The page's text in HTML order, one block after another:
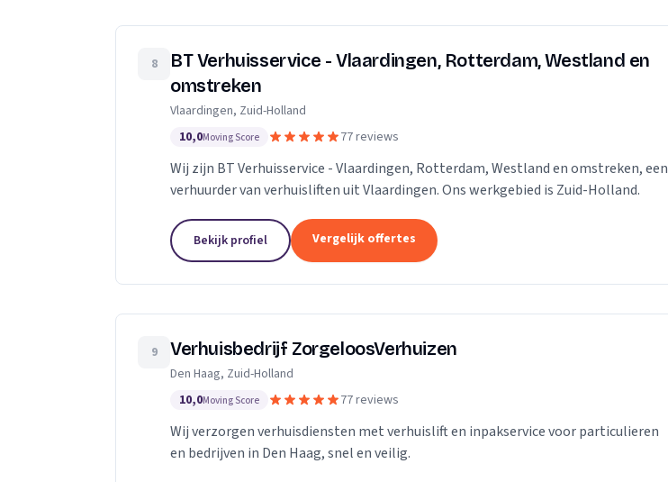
8
BT Verhuisservice - Vlaardingen, Rotterdam, Westland en
omstreken
Vlaardingen, Zuid-Holland
10,0Moving Score 77 reviews
Wij zijn BT Verhuisservice - Vlaardingen, Rotterdam, Westland en omstreken, een
verhuurder van verhuisliften uit Vlaardingen. Ons werkgebied is Zuid-Holland.
Bekijk profiel Vergelijk offertes
9 Verhuisbedrijf ZorgeloosVerhuizen
Den Haag, Zuid-Holland
10,0Moving Score 77 reviews
Wij verzorgen verhuisdiensten met verhuislift en inpakservice voor particulieren
en bedrijven in Den Haag, snel en veilig.